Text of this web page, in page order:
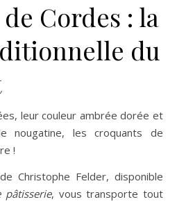
Cordes : la
du
leur couleur ambrée dorée et
nougatine, les croquants de
!
Christophe Felder, disponible
pâtisserie, vous transporte tout